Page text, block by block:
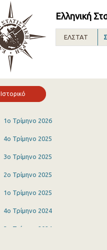
Ελληνική
ΕΛΣΤΑΤ
Ιστορικό
1o Τρίμηνο 2026
4o Τρίμηνο 2025
3o Τρίμηνο 2025
2o Τρίμηνο 2025
1o Τρίμηνο 2025
4o Τρίμηνο 2024
3o Τρίμηνο 2024